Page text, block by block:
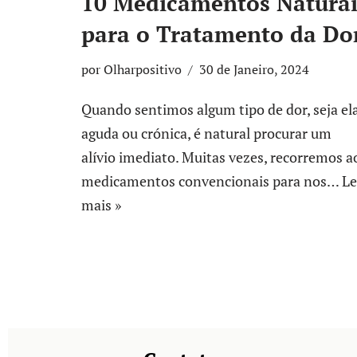
para o Tratamento da
porOlharpositivo 30 de Janeiro, 2024
Quando sentimos algum tipo de dor, seja
aguda ou crónica, é natural procurar um
alívio imediato. Muitas vezes, recorremos
medicamentos convencionais para nos…
mais »